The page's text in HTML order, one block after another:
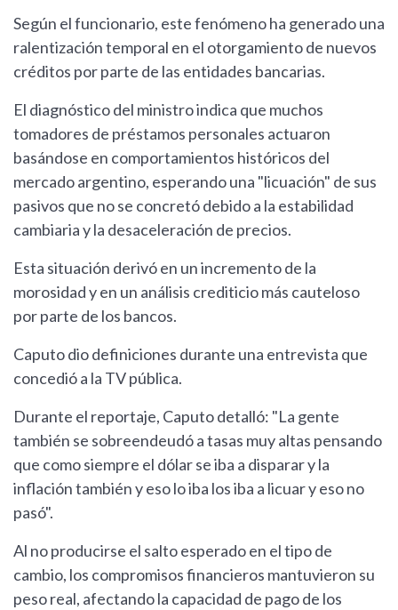
Según el funcionario, este fenómeno ha generado una
ralentización temporal en el otorgamiento de nuevos
créditos por parte de las entidades bancarias.
El diagnóstico del ministro indica que muchos
tomadores de préstamos personales actuaron
basándose en comportamientos históricos del
mercado argentino, esperando una "licuación" de sus
pasivos que no se concretó debido a la estabilidad
cambiaria y la desaceleración de precios.
Esta situación derivó en un incremento de la
morosidad y en un análisis crediticio más cauteloso
por parte de los bancos.
Caputo dio definiciones durante una entrevista que
concedió a la TV pública.
Durante el reportaje, Caputo detalló: "La gente
también se sobreendeudó a tasas muy altas pensando
que como siempre el dólar se iba a disparar y la
inflación también y eso lo iba los iba a licuar y eso no
pasó".
Al no producirse el salto esperado en el tipo de
cambio, los compromisos financieros mantuvieron su
peso real, afectando la capacidad de pago de los